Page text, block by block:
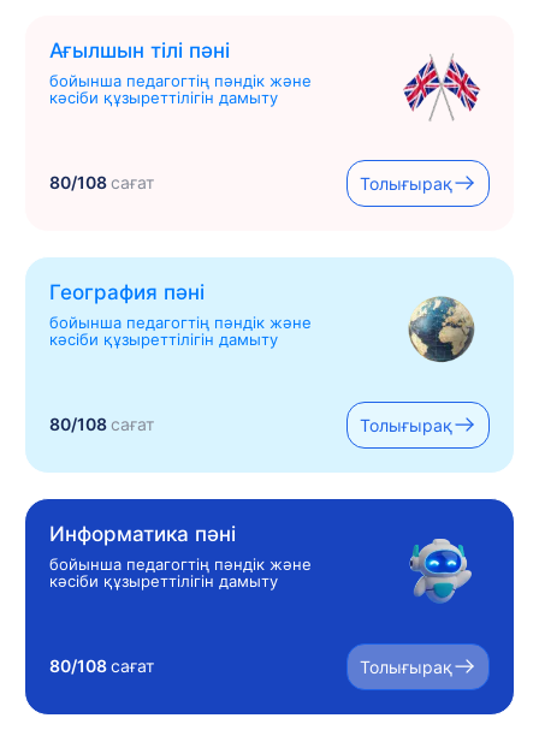
Ағылшын тілі пәні
бойынша педагогтің пәндік және
кәсіби құзыреттілігін дамыту
80/108сағат Толығырақ
География пәні
бойынша педагогтің пәндік және
кәсіби құзыреттілігін дамыту
80/108сағат Толығырақ
Информатика пәні
бойынша педагогтің пәндік және
кәсіби құзыреттілігін дамыту
80/108сағат Толығырақ